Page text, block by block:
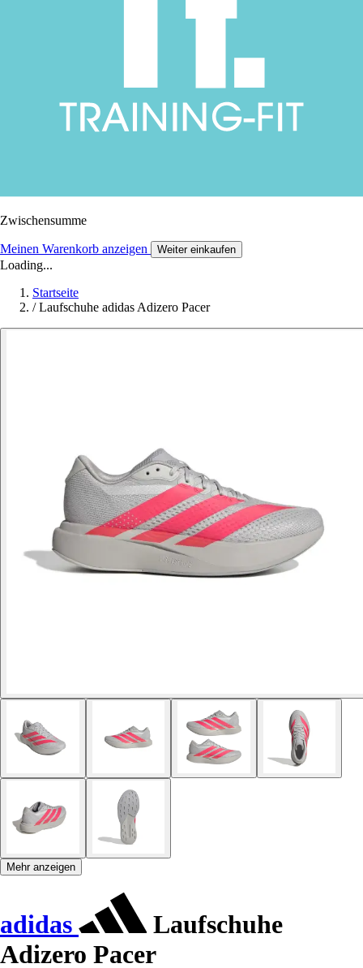
Zwischensumme
Meinen Warenkorb anzeigen Weiter einkaufen
Loading...
Startseite
/ Laufschuhe adidas Adizero Pacer
Mehr anzeigen
adidas
Laufschuhe
Adizero Pacer